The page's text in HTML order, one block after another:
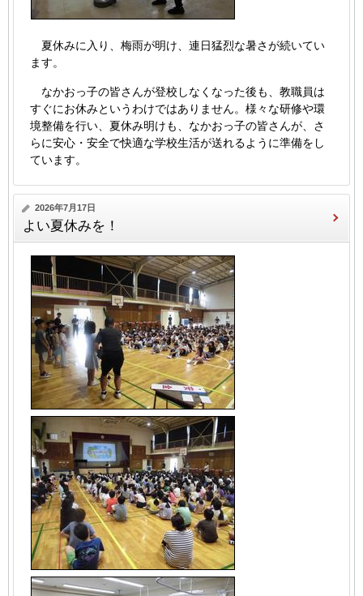
夏休みに入り、梅雨が明け、連日猛烈な暑さが続いてい
ます。
なかおっ子の皆さんが登校しなくなった後も、教職員は
すぐにお休みというわけではありません。様々な研修や環
境整備を行い、夏休み明けも、なかおっ子の皆さんが、さ
らに安心・安全で快適な学校生活が送れるように準備をし
ています。
2026年7月17日
よい夏休みを！